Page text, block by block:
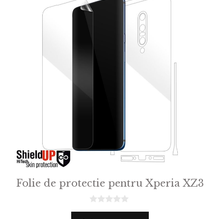
Folie de protectie pentru Xperia XZ3
0